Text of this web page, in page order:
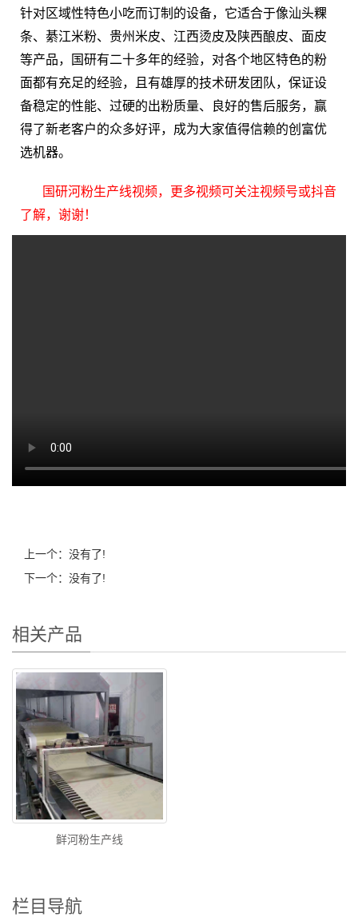
针对区域性特色小吃而订制的设备，它适合于像汕头粿
条、綦江米粉、贵州米皮、江西烫皮及陕西酿皮、面皮
等产品，国研有二十多年的经验，对各个地区特色的粉
面都有充足的经验，且有雄厚的技术研发团队，保证设
备稳定的性能、过硬的出粉质量、良好的售后服务，赢
得了新老客户的众多好评，成为大家值得信赖的创富优
选机器。
国研河粉生产线视频，更多视频可关注视频号或抖音
了解，谢谢！
上一个：没有了!
下一个：没有了!
相关产品
鲜河粉生产线
栏目导航